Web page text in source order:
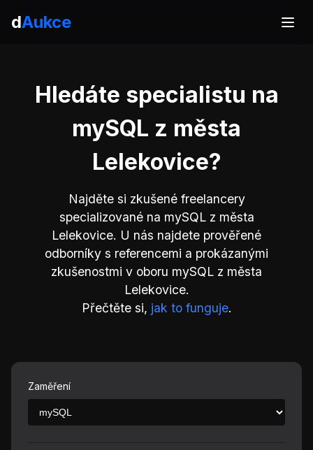
dAukce
Hledáte specialistu na
mySQL z města
Lelekovice?
Najděte si zkušené freelancery
specializované na mySQL z města
Lelekovice. U nás najdete prověřené
odborníky s referencemi a prokázanými
zkušenostmi v oboru mySQL z města
Lelekovice.
Přečtěte si, jak to funguje.
Zaměření